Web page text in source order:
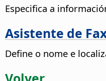
Especifica a
Asistente de
Define o nome e